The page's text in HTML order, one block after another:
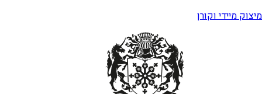
מיצוק מיידי וקורן